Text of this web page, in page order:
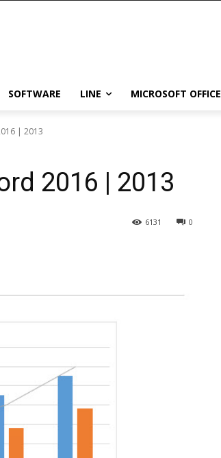
SOFTWARE LINE MICROSOFT OFFICE
| 2013
2016 | 2013
0
6131